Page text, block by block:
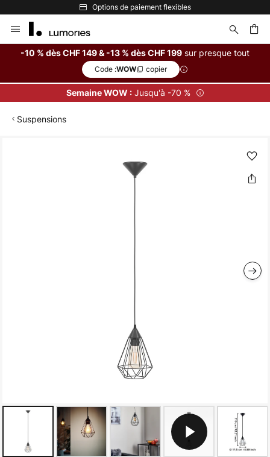
Options de paiement flexibles
Allez
au
contenu
-10 % dès CHF 149 & -13 % dès CHF 199 sur presque tout
Code :WOW copier
Semaine WOW :Jusqu'à -70 %
Suspensions